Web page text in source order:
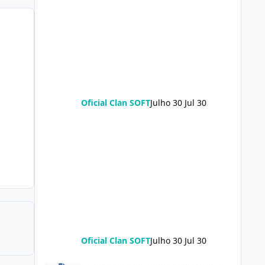
Oficial Clan SOFTJulho 30 Jul 30
Oficial Clan SOFTJulho 30 Jul 30
Redmi Turbo 5 (klee) ENG Firmware Engineering Rom